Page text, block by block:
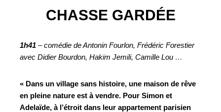
CHASSE GARDÉE
1h41 – comédie de Antonin Fourlon, Frédéric Forestier
avec Didier Bourdon, Hakim Jemili, Camille Lou …
« Dans un village sans histoire, une maison de rêve
en pleine nature est à vendre. Pour Simon et
Adelaïde, à l’étroit dans leur appartement parisien